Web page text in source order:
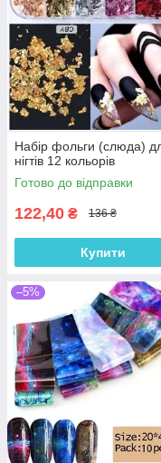
Набір фольги (слюда)
нігтів 12 кольорів
Готово до відправки
122,40 ₴ 136 ₴
Купити
–5%